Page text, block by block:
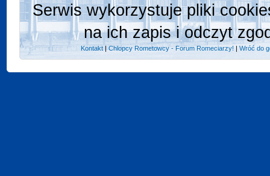
Serwis wykorzystuje pliki
na ich zapis i odczyt
Kontakt |Chlopcy Rometowcy - Forum Romeciarzy! |Wróć do